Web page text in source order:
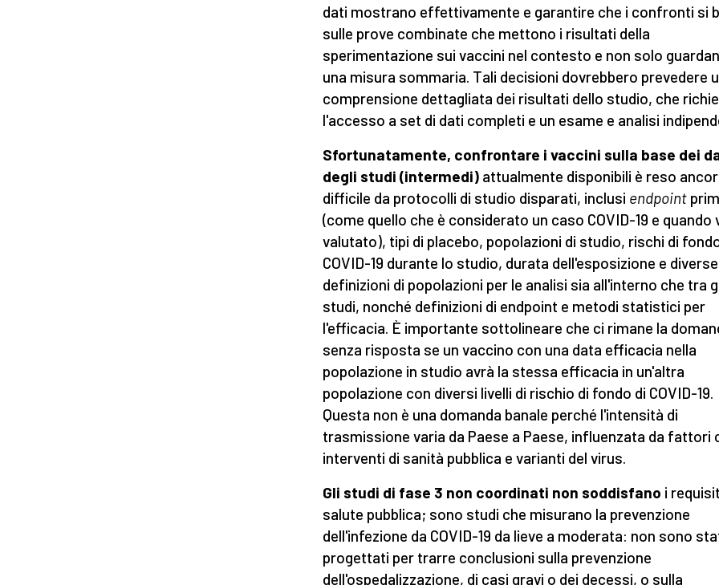
dati mostrano effettivamente e garantire che i confronti si
sulle prove combinate che mettono i risultati della
sperimentazione sui vaccini nel contesto e non solo
una misura sommaria. Tali decisioni dovrebbero prevedere
comprensione dettagliata dei risultati dello studio, che
l'accesso a set di dati completi e un esame e analisi
Sfortunatamente, confrontare i vaccini sulla base dei
degli studi (intermedi) attualmente disponibili è reso
difficile da protocolli di studio disparati, inclusi endpoint
(come quello che è considerato un caso COVID-19 e quando
valutato), tipi di placebo, popolazioni di studio, rischi di
COVID-19 durante lo studio, durata dell'esposizione e diverse
definizioni di popolazioni per le analisi sia all'interno che tra
studi, nonché definizioni di endpoint e metodi statistici per
l'efficacia. È importante sottolineare che ci rimane la
senza risposta se un vaccino con una data efficacia nella
popolazione in studio avrà la stessa efficacia in un'altra
popolazione con diversi livelli di rischio di fondo di COVID-19.
Questa non è una domanda banale perché l'intensità di
trasmissione varia da Paese a Paese, influenzata da fattori
interventi di sanità pubblica e varianti del virus.
Gli studi di fase 3 non coordinati non soddisfano i
salute pubblica; sono studi che misurano la prevenzione
dell'infezione da COVID-19 da lieve a moderata: non sono
progettati per trarre conclusioni sulla prevenzione
dell'ospedalizzazione, di casi gravi o dei decessi, o sulla